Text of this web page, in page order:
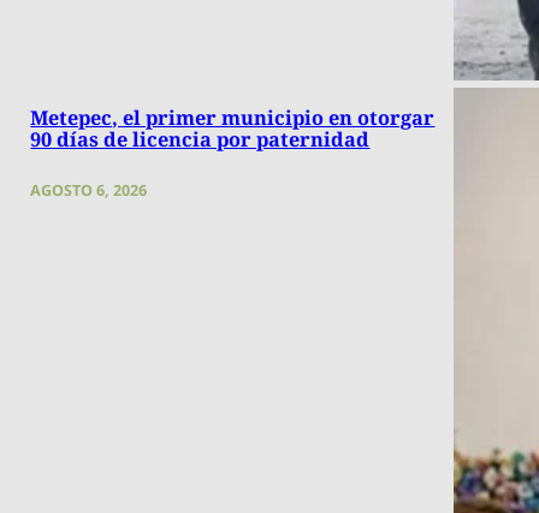
Metepec, el primer municipio en otorgar
90 días de licencia por paternidad
AGOSTO 6, 2026